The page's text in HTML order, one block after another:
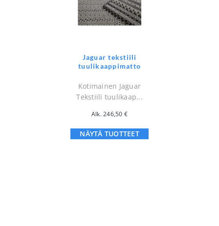
Jaguar tekstiili
tuulikaappimatto
Kotimainen Jaguar
Tekstiili tuulikaap...
Alk.246,50 €
NÄYTÄ TUOTTEET